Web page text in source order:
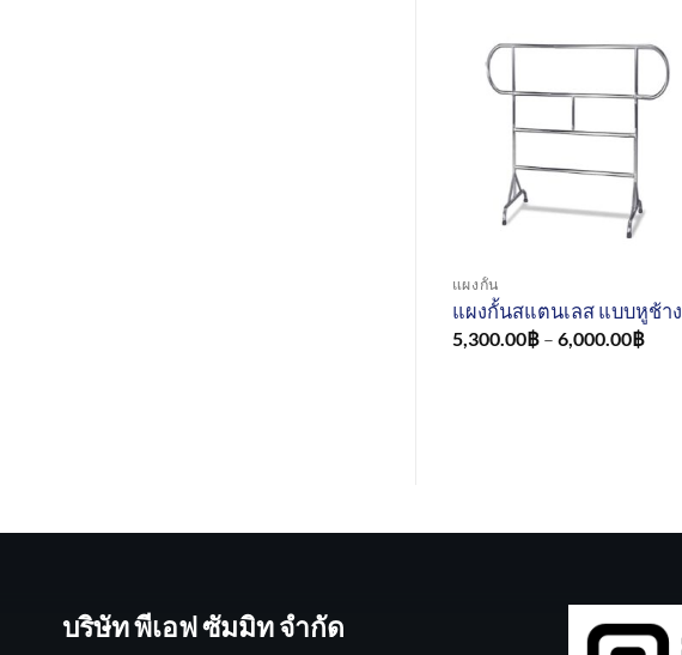
แผงกั้น
แผงกั้นสแตนเลส แบบหูช้าง
5,300.00฿ – 6,000.00฿Price
บริษัท พีเอฟ ซัมมิท จำกัด